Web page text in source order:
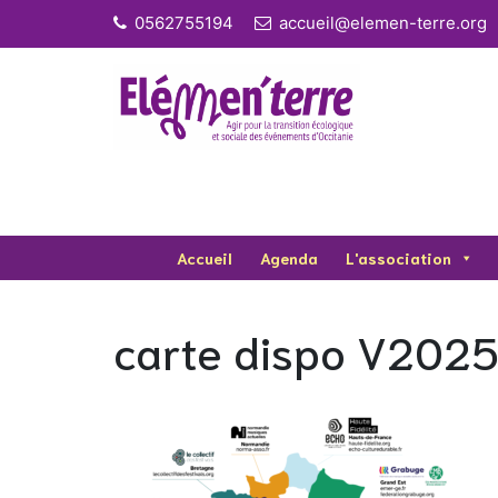
0562755194 accueil@elemen-terre.org
Accueil Agenda L'association
carte dispo V2025